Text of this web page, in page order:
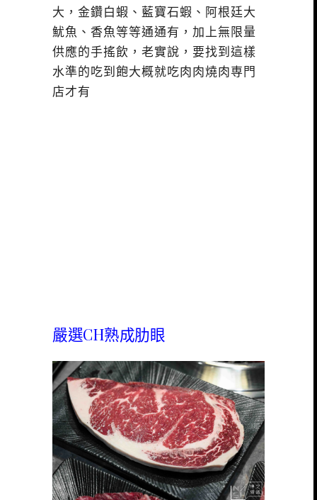
大，金鑽白蝦、藍寶石蝦、阿根廷大
魷魚、香魚等等通通有，加上無限量
供應的手搖飲，老實說，要找到這樣
水準的吃到飽大概就吃肉肉燒肉専門
店才有
嚴選CH熟成肋眼